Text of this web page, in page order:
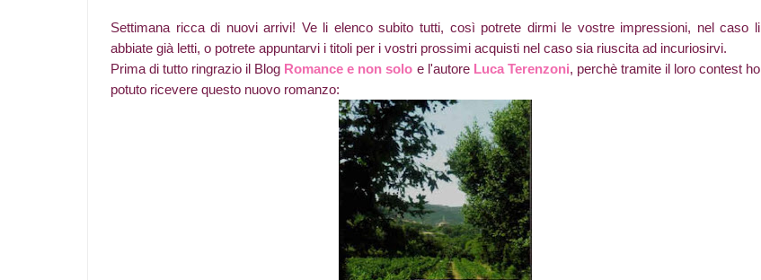
Settimana ricca di nuovi arrivi! Ve li elenco subito tutti, così potrete dirmi le vostre impressioni, nel caso li
abbiate già letti, o potrete appuntarvi i titoli per i vostri prossimi acquisti nel caso sia riuscita ad incuriosirvi.
Prima di tutto ringrazio il Blog Romance e non solo e l'autore Luca Terenzoni, perchè tramite il loro contest ho
potuto ricevere questo nuovo romanzo: